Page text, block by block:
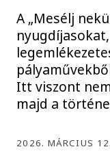
A „Mesélj
Itt viszont
majd a
2026. MÁRCIUS